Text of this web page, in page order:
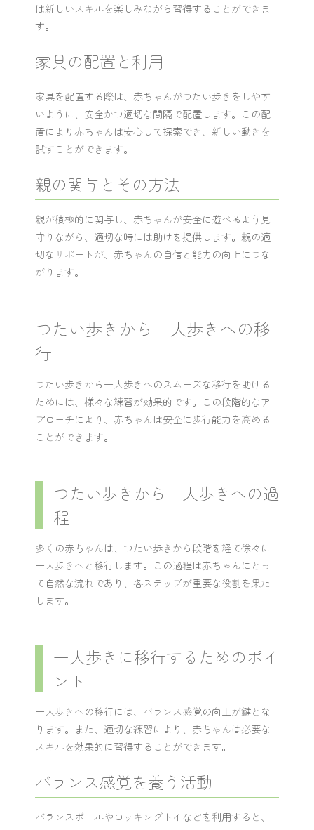
は新しいスキルを楽しみながら習得することができま
す。
家具の配置と利用
家具を配置する際は、赤ちゃんがつたい歩きをしやす
いように、安全かつ適切な間隔で配置します。この配
置により赤ちゃんは安心して探索でき、新しい動きを
試すことができます。
親の関与とその方法
親が積極的に関与し、赤ちゃんが安全に遊べるよう見
守りながら、適切な時には助けを提供します。親の適
切なサポートが、赤ちゃんの自信と能力の向上につな
がります。
つたい歩きから一人歩きへの移
行
つたい歩きから一人歩きへのスムーズな移行を助ける
ためには、様々な練習が効果的です。この段階的なア
プローチにより、赤ちゃんは安全に歩行能力を高める
ことができます。
つたい歩きから一人歩きへの過
程
多くの赤ちゃんは、つたい歩きから段階を経て徐々に
一人歩きへと移行します。この過程は赤ちゃんにとっ
て自然な流れであり、各ステップが重要な役割を果た
します。
一人歩きに移行するためのポイ
ント
一人歩きへの移行には、バランス感覚の向上が鍵とな
ります。また、適切な練習により、赤ちゃんは必要な
スキルを効果的に習得することができます。
バランス感覚を養う活動
バランスボールやロッキングトイなどを利用すると、